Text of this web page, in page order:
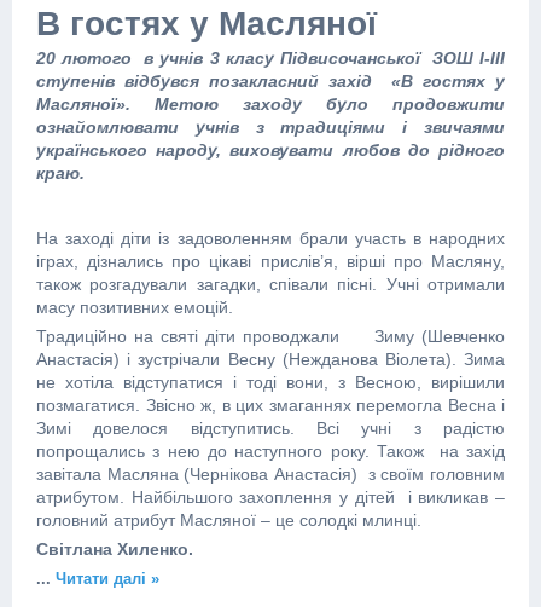
В гостях у Масляної
20 лютого в учнів 3 класу Підвисочанської ЗОШ І-ІІІ
ступенів відбувся позакласний захід «В гостях у
Масляної». Метою заходу було продовжити
ознайомлювати учнів з традиціями і звичаями
українського народу, виховувати любов до рідного
краю.
На заході діти із задоволенням брали участь в народних
іграх, дізнались про цікаві прислів’я, вірші про Масляну,
також розгадували загадки, співали пісні. Учні отримали
масу позитивних емоцій.
Традиційно на святі діти проводжали Зиму (Шевченко
Анастасія) і зустрічали Весну (Нежданова Віолета). Зима
не хотіла відступатися і тоді вони, з Весною, вирішили
позмагатися. Звісно ж, в цих змаганнях перемогла Весна і
Зимі довелося відступитись. Всі учні з радістю
попрощались з нею до наступного року. Також на захід
завітала Масляна (Чернікова Анастасія) з своїм головним
атрибутом. Найбільшого захоплення у дітей і викликав –
головний атрибут Масляної – це солодкі млинці.
Світлана Хиленко.
... Читати далі »